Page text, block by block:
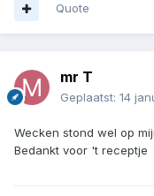
Quote
mr T
Geplaatst: 14
Wecken stond wel op
Bedankt voor 't receptje